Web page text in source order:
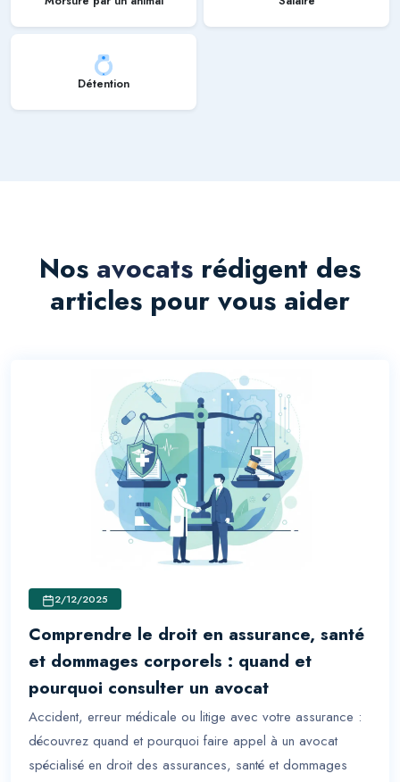
Détention
Nos avocats rédigent des
articles pour vous aider
2/12/2025
Comprendre le droit en assurance, santé
et dommages corporels : quand et
pourquoi consulter un avocat
Accident, erreur médicale ou litige avec votre assurance :
découvrez quand et pourquoi faire appel à un avocat
spécialisé en droit des assurances, santé et dommages